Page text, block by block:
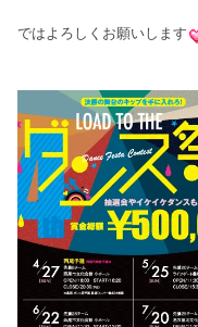
ではよろしくお願いします